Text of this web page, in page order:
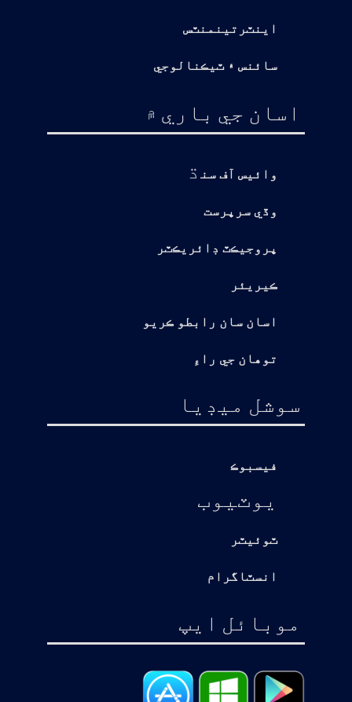
اينٽرتينمنٽس
سائنس ۽ ٽيڪنالوجي
اسان جي باري ۾
وائيس آف سن ڌ
وڏي سرپرست
پروجيڪٽ ڊائريڪٽر
ڪيريئر
اسان سان رابطو ڪريو
توهان جي راءِ
سوشل ميڊيا
فيسبوڪ
يوٽيوب
ٽوئيٽر
انسٽاگرام
موبائل ايپ